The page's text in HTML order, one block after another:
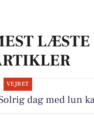
LÆSTE
VEJRET
dag med lun